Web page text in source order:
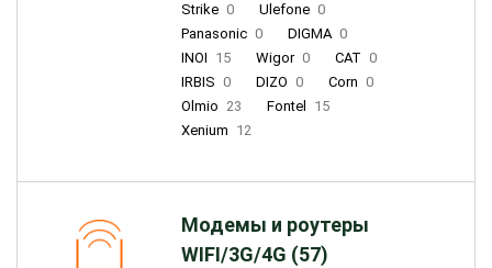
Strike 0 Ulefone 0
Panasonic 0 DIGMA 0
INOI 15 Wigor 0 CAT 0
IRBIS 0 DIZO 0 Corn 0
Olmio 23 Fontel
15
Xenium 12
Модемы и роутеры
WIFI/3G/4G (57)